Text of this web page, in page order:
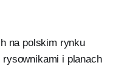
na polskim rynku
i planach